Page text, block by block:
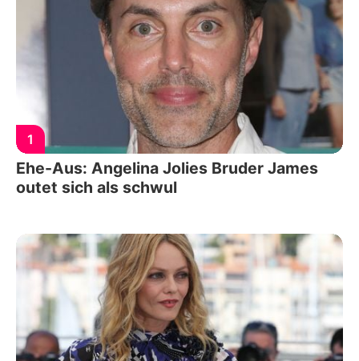
1
Ehe-Aus: Angelina Jolies Bruder James
outet sich als schwul